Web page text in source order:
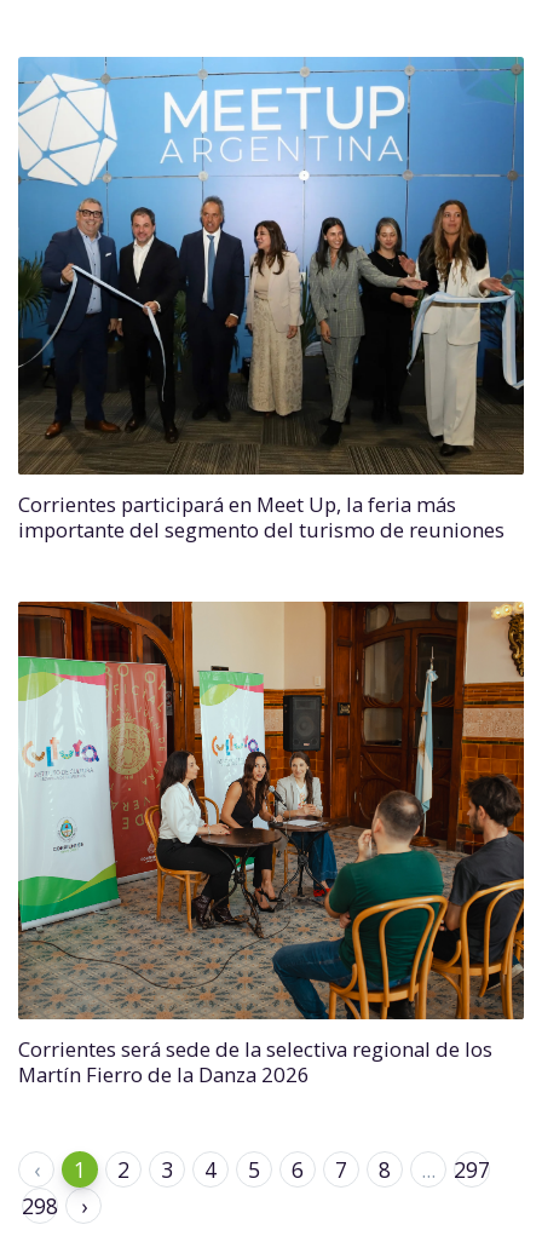
Corrientes participará en Meet Up, la feria más
importante del segmento del turismo de reuniones
Corrientes será sede de la selectiva regional de los
Martín Fierro de la Danza 2026
‹ 1 2 3 4 5 6 7 8 ...
297
298
›